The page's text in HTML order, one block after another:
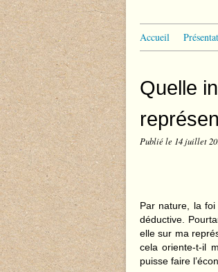
Accueil
Quelle
Publié le 14 juillet
Par nature, la
déductive.
elle sur ma
cela oriente-t-il
puisse faire